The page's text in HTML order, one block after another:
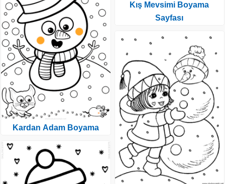
Kardan Adam Boyama
Kış Mevsimi Boyama
Sayfası